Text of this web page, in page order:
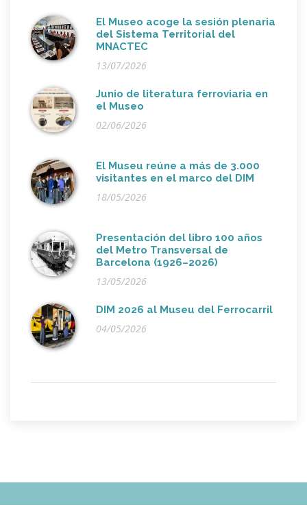
El Museo acoge la sesión plenaria
del Sistema Territorial del
MNACTEC
13/07/2026
Junio de literatura ferroviaria en
el Museo
02/06/2026
El Museu reúne a más de 3.000
visitantes en el marco del DIM
18/05/2026
Presentación del libro 100 años
del Metro Transversal de
Barcelona (1926–2026)
13/05/2026
DIM 2026 al Museu del Ferrocarril
04/05/2026